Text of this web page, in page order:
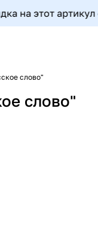
артикул
слово"
слово"